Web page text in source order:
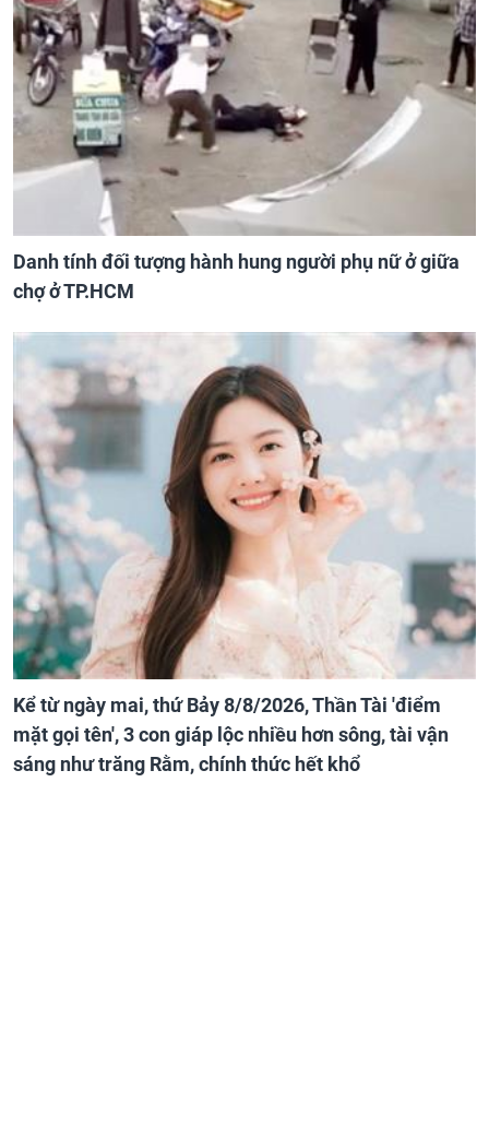
Danh tính đối tượng hành hung người phụ nữ ở giữa
chợ ở TP.HCM
Kể từ ngày mai, thứ Bảy 8/8/2026, Thần Tài 'điểm
mặt gọi tên', 3 con giáp lộc nhiều hơn sông, tài vận
sáng như trăng Rằm, chính thức hết khổ